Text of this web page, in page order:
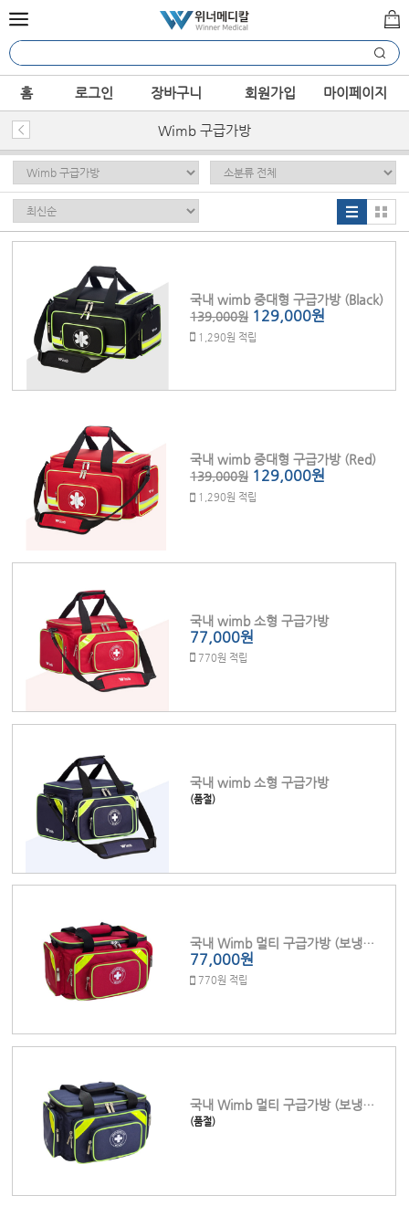
홈 로그인 장바구니 회원가입 마이페이지
Wimb 구급가방
국내 wimb 중대형 구급가방 (Black)
139,000원 129,000원
1,290원 적립
국내 wimb 중대형 구급가방 (Red)
139,000원 129,000원
1,290원 적립
국내 wimb 소형 구급가방
77,000원
770원 적립
국내 wimb 소형 구급가방
(품절)
국내 Wimb 멀티 구급가방 (보냉키트포함)
77,000원
770원 적립
국내 Wimb 멀티 구급가방 (보냉키트포함)
(품절)